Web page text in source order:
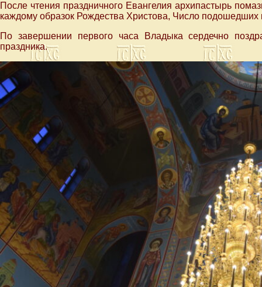
После чтения праздничного Евангелия архипастырь
каждому образок Рождества Христова, Число подошедших
По завершении первого часа Владыка сердечно
праздника.